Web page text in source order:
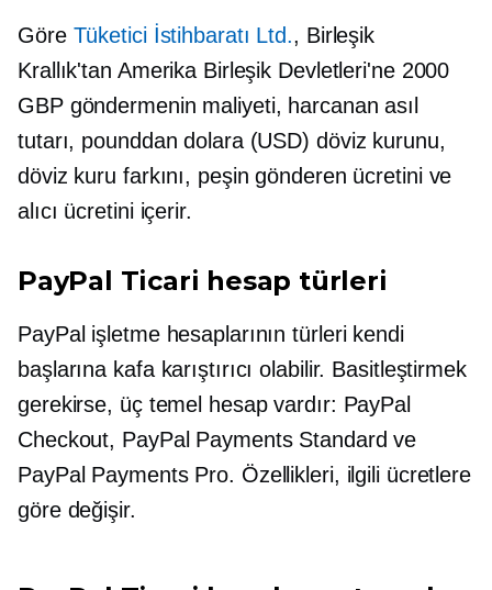
Göre Tüketici İstihbaratı Ltd., Birleşik
Krallık'tan Amerika Birleşik Devletleri'ne 2000
GBP göndermenin maliyeti, harcanan asıl
tutarı, pounddan dolara (USD) döviz kurunu,
döviz kuru farkını, peşin gönderen ücretini ve
alıcı ücretini içerir.
PayPal Ticari hesap türleri
PayPal işletme hesaplarının türleri kendi
başlarına kafa karıştırıcı olabilir. Basitleştirmek
gerekirse, üç temel hesap vardır: PayPal
Checkout, PayPal Payments Standard ve
PayPal Payments Pro. Özellikleri, ilgili ücretlere
göre değişir.